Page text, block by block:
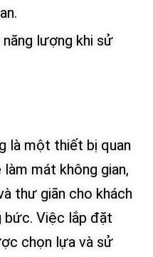
lượng khi sử
là một thiết bị quan
mát không gian,
thư giãn cho khách
bức. Việc lắp đặt
chọn lựa và sử